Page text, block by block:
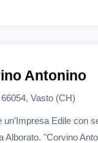
Antonino
Vasto (CH)
un'Impresa Edile con
Alborato. "Corvino